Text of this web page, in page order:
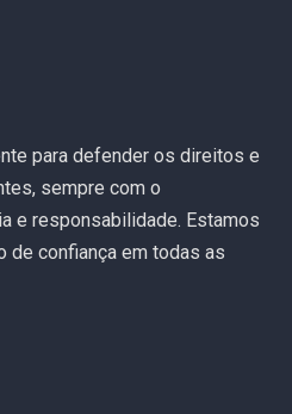
para defender os direitos e
sempre com o
e responsabilidade. Estamos
de confiança em todas as